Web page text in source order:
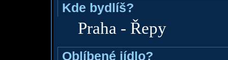
Kde bydlíš?
Praha - Řepy
Oblíbené jídlo?